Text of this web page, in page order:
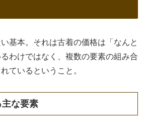
基本。それは古着の価格は「なんと
わけではなく、複数の要素の組み合
ているということ。
主な要素